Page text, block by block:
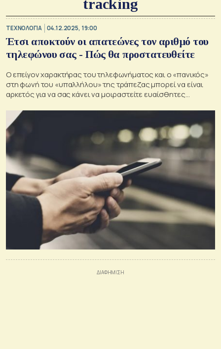
tracking
ΤΕΧΝΟΛΟΓΙΑ 04.12.2025, 19:00
Έτσι αποκτούν οι απατεώνες τον αριθμό του
τηλεφώνου σας - Πώς θα προστατευθείτε
Ο επείγον χαρακτήρας του τηλεφωνήματος και ο «πανικός»
στη φωνή του «υπαλλήλου» της τράπεζας μπορεί να είναι
αρκετός για να σας κάνει να μοιραστείτε ευαίσθητες